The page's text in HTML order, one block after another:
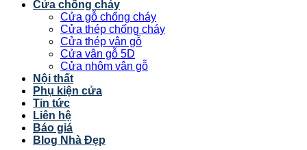
Cửa chống cháy
Cửa gỗ chống cháy
Cửa thép chống cháy
Cửa thép vân gỗ
Cửa vân gỗ 5D
Cửa nhôm vân gỗ
Nội thất
Phụ kiện cửa
Tin tức
Liên hệ
Báo giá
Blog Nhà Đẹp